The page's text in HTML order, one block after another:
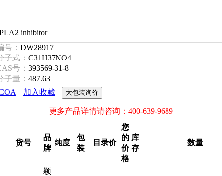
inhibitor
号： DW28917
子式： C31H37NO4
号： 393569-31-8
子量： 487.63
加入收藏 大包装询价
更多产品详情请咨询：400-639-9689
货号
品
牌
纯度
包
装
目录价
您
的
价
格
库
存
数量
颖